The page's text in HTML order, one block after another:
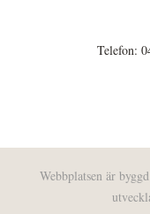
Telefon:
Webbplatsen är